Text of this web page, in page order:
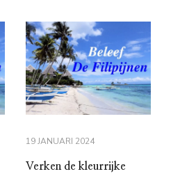
19 JANUARI 2024
Verken de kleurrijke